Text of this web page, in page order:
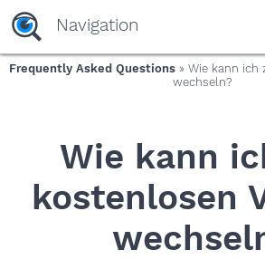
yaaaeag20
Navigation
Frequently Asked Questions» Wie kann ich
wechseln?
Wie kann
kostenlosen